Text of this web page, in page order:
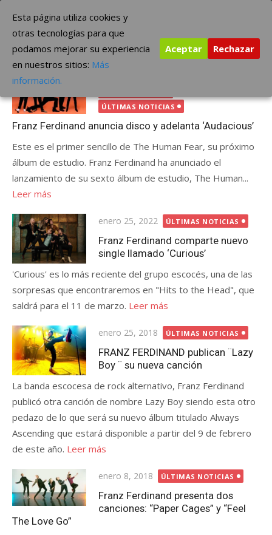
contenido
The Borderline Music
Etiqueta:Franz Ferdinand
ÚLTIMAS NOTICIAS
Franz Ferdinand anuncia disco y adelanta ‘Audacious’
Este es el primer sencillo de The Human Fear, su próximo
álbum de estudio. Franz Ferdinand ha anunciado el
lanzamiento de su sexto álbum de estudio, The Human...
Leer más
Publicada
el
enero 25, 2022 ÚLTIMAS NOTICIAS
Franz Ferdinand comparte nuevo
single llamado ‘Curious’
'Curious' es lo más reciente del grupo escocés, una de las
sorpresas que encontraremos en "Hits to the Head", que
saldrá para el 11 de marzo. Leer más
Publicada
el
enero 25, 2018 ÚLTIMAS NOTICIAS
FRANZ FERDINAND publican ¨Lazy
Boy ¨ su nueva canción
La banda escocesa de rock alternativo, Franz Ferdinand
publicó otra canción de nombre Lazy Boy siendo esta otro
pedazo de lo que será su nuevo álbum titulado Always
Ascending que estará disponible a partir del 9 de febrero
de este año. Leer más
Publicada
el
enero 8, 2018 ÚLTIMAS NOTICIAS
Franz Ferdinand presenta dos
canciones: “Paper Cages” y “Feel
The Love Go”
Esta página utiliza cookies y
otras tecnologías para que
podamos mejorar su experiencia
en nuestros sitios: Más
información.
Aceptar Rechazar